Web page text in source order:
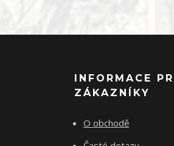
INFORMACE
ZÁKAZNÍKY
O obchodě